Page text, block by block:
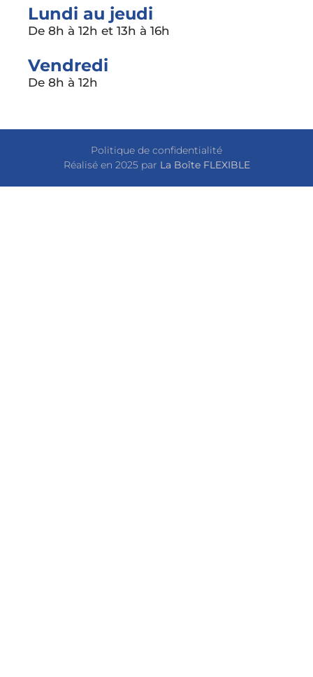
Lundi au jeudi
De 8h à 12h et 13h à 16h
Vendredi
De 8h à 12h
Politique de confidentialité
Réalisé en 2025 par La Boîte FLEXIBLE